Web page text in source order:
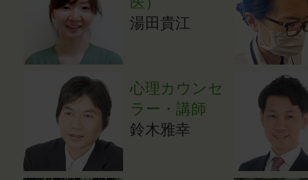
湯田貴江
心理カウンセ
ラー・講師
鈴木雅幸